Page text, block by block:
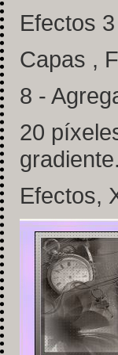
Efectos
Capas ,
8 -
20
gradiente.
Efectos,